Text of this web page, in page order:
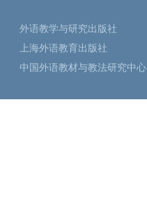
外语教学与研究出版社
上海外语教育出版社
中国外语教材与教法研究中心